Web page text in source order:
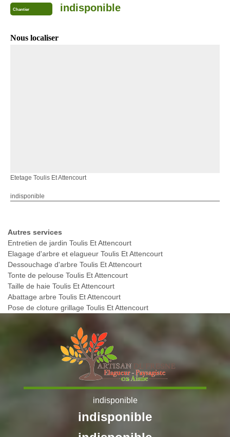
Chantier indisponible
Nous localiser
Etetage Toulis Et Attencourt
indisponible
Autres services
Entretien de jardin Toulis Et Attencourt
Elagage d'arbre et elagueur Toulis Et Attencourt
Dessouchage d'arbre Toulis Et Attencourt
Tonte de pelouse Toulis Et Attencourt
Taille de haie Toulis Et Attencourt
Abattage arbre Toulis Et Attencourt
Pose de cloture grillage Toulis Et Attencourt
indisponible
indisponible